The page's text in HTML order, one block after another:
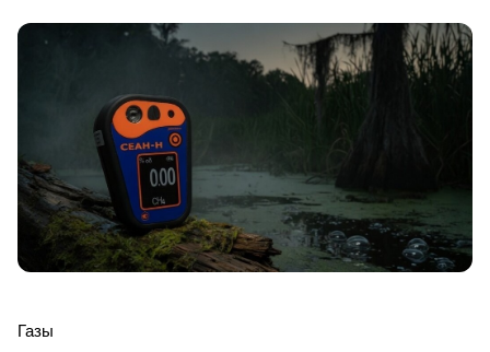
Газы